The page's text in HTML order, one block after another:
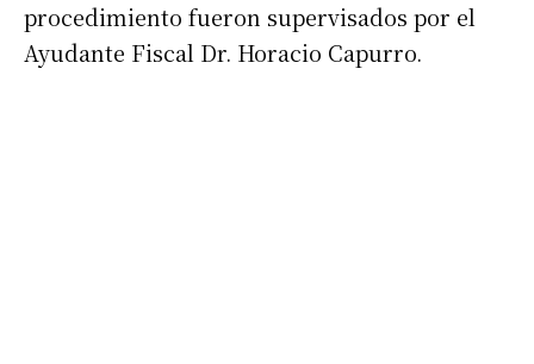
procedimiento fueron supervisados por el
Ayudante Fiscal Dr. Horacio Capurro.